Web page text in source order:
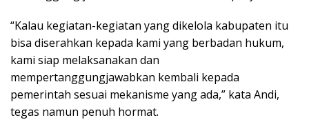
“Kalau kegiatan-kegiatan yang dikelola kabupaten itu
bisa diserahkan kepada kami yang berbadan hukum,
kami siap melaksanakan dan
mempertanggungjawabkan kembali kepada
pemerintah sesuai mekanisme yang ada,” kata Andi,
tegas namun penuh hormat.